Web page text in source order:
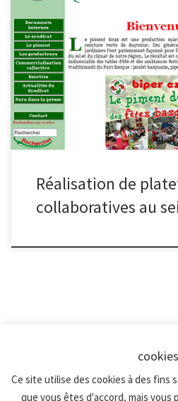
Réalisation de
collaboratives au
– Tous
Mentions Légales,
cookies
Ce site utilise des cookies à des fins
que vous êtes d'accord, mais vous